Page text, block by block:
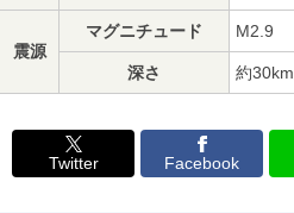
震源
マグニチュード M2.9
深さ 約30km
Twitter Facebook